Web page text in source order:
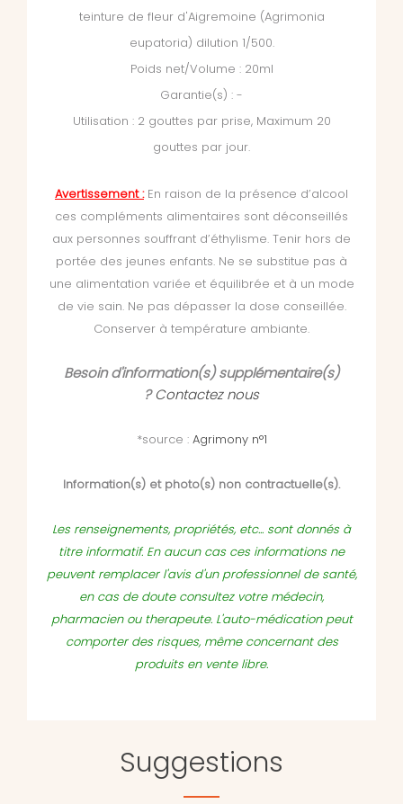
teinture de fleur d'Aigremoine (Agrimonia
eupatoria) dilution 1/500.
Poids net/Volume : 20ml
Garantie(s) : -
Utilisation : 2 gouttes par prise, Maximum 20
gouttes par jour.
Avertissement : En raison de la présence d’alcool
ces compléments alimentaires sont déconseillés
aux personnes souffrant d’éthylisme. Tenir hors de
portée des jeunes enfants. Ne se substitue pas à
une alimentation variée et équilibrée et à un mode
de vie sain. Ne pas dépasser la dose conseillée.
Conserver à température ambiante.
Besoin d'information(s) supplémentaire(s)
?Contactez nous
*source : Agrimony n°1
Information(s) et photo(s) non contractuelle(s).
Les renseignements, propriétés, etc... sont donnés à
titre informatif. En aucun cas ces informations ne
peuvent remplacer l'avis d'un professionnel de santé,
en cas de doute consultez votre médecin,
pharmacien ou therapeute. L'auto-médication peut
comporter des risques, même concernant des
produits en vente libre.
Suggestions